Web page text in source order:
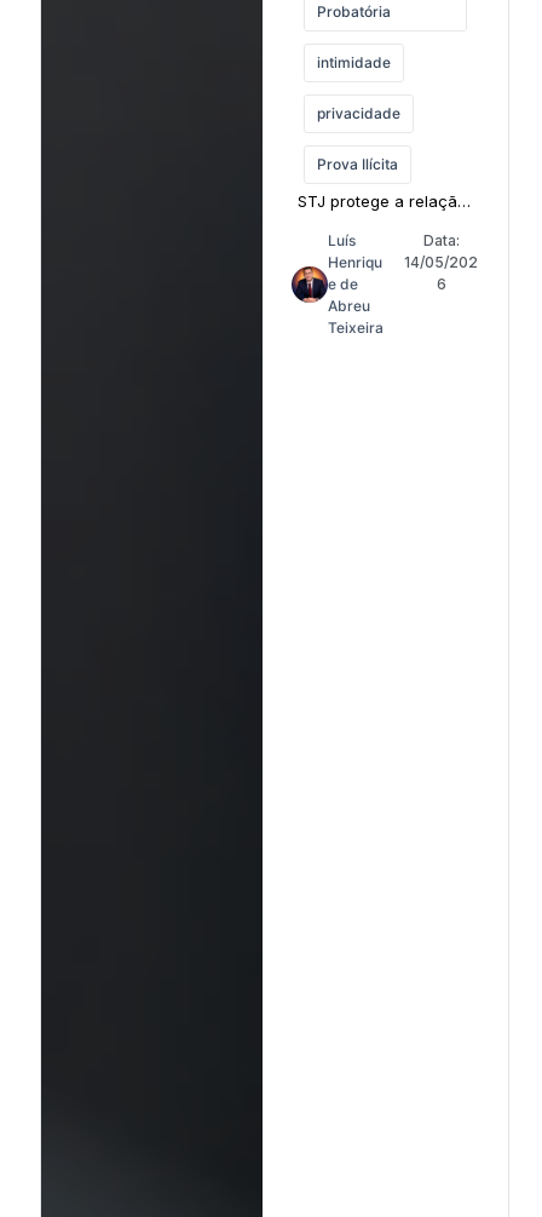
Probatória
intimidade
privacidade
Prova Ilícita
STJ protege a relação
poder punitivo estatal
Luís
Henriqu
e de
Abreu
Teixeira
Data:
14/05/202
6